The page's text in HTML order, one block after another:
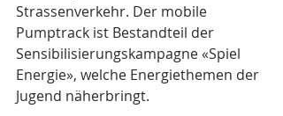
Strassenverkehr. Der mobile
Pumptrack ist Bestandteil der
Sensibilisierungskampagne «Spiel
Energie», welche Energiethemen der
Jugend näherbringt.